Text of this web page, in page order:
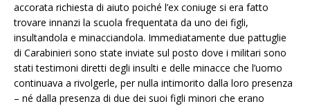
accorata richiesta di aiuto poiché l’ex coniuge si era fatto
trovare innanzi la scuola frequentata da uno dei figli,
insultandola e minacciandola. Immediatamente due pattuglie
di Carabinieri sono state inviate sul posto dove i militari sono
stati testimoni diretti degli insulti e delle minacce che l’uomo
continuava a rivolgerle, per nulla intimorito dalla loro presenza
– né dalla presenza di due dei suoi figli minori che erano